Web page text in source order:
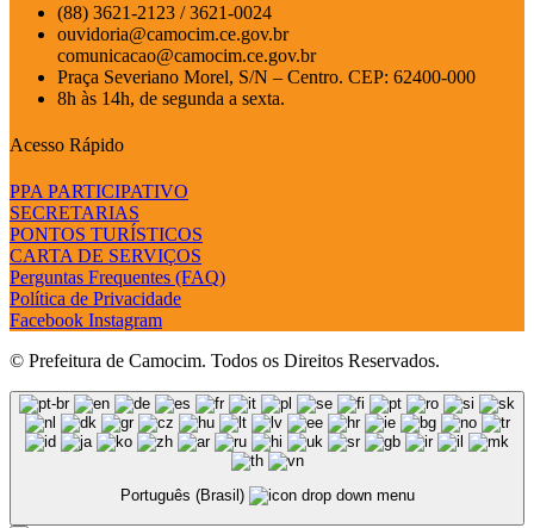
(88) 3621-2123 / 3621-0024
ouvidoria@camocim.ce.gov.br
comunicacao@camocim.ce.gov.br
Praça Severiano Morel, S/N – Centro. CEP: 62400-000
8h às 14h, de segunda a sexta.
Acesso Rápido
PPA PARTICIPATIVO
SECRETARIAS
PONTOS TURÍSTICOS
CARTA DE SERVIÇOS
Perguntas Frequentes (FAQ)
Política de Privacidade
Facebook Instagram
© Prefeitura de Camocim. Todos os Direitos Reservados.
Português (Brasil)